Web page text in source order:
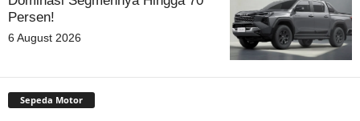
Persen!
6 August 2026
Sepeda Motor